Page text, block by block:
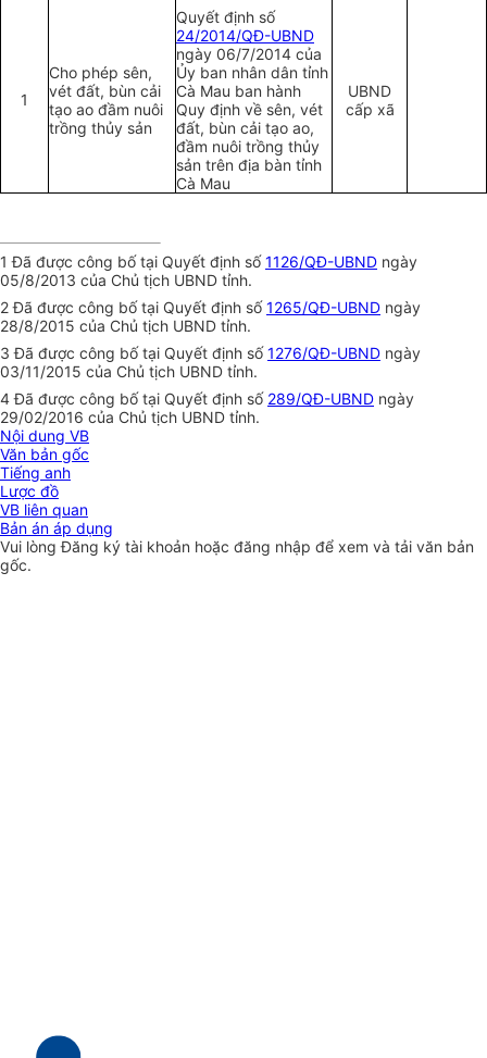
1
Cho phép sên,
vét đất, bùn cải
tạo ao đầm nuôi
trồng thủy sản
Quyết định số
24/2014/QĐ-UBND
ngày 06/7/2014 của
Ủy ban nhân dân tỉnh
Cà Mau ban hành
Quy định về sên, vét
đất, bùn cải tạo ao,
đầm nuôi trồng thủy
sản trên địa bàn tỉnh
Cà Mau
UBND
cấp xã
1 Đã được công bố tại Quyết định số1126/QĐ-UBND ngày
05/8/2013 của Chủ tịch UBND tỉnh.
2 Đã được công bố tại Quyết định số1265/QĐ-UBND ngày
28/8/2015 của Chủ tịch UBND tỉnh.
3 Đã được công bố tại Quyết định số1276/QĐ-UBND ngày
03/11/2015 của Chủ tịch UBND tỉnh.
4 Đã được công bố tại Quyết định số 289/QĐ-UBND ngày
29/02/2016 của Chủ tịch UBND tỉnh.
Nội dung VB
Văn bản gốc
Tiếng anh
Lược đồ
VB liên quan
Bản án áp dụng
Vui lòngĐăng ký tài khoản hoặc đăng nhập để xem và tải văn bản
gốc.